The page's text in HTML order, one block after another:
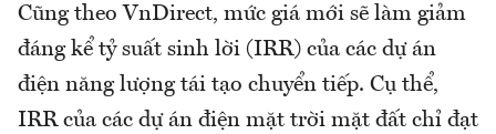
Cũng theo VnDirect, mức giá mới sẽ làm giảm
đáng kể tỷ suất sinh lời (IRR) của các dự án
điện năng lượng tái tạo chuyển tiếp. Cụ thể,
IRR của các dự án điện mặt trời mặt đất chỉ đạt